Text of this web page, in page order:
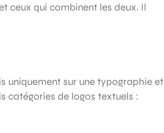
ceux qui combinent les deux. Il
uniquement sur une typographie et
catégories de logos textuels :